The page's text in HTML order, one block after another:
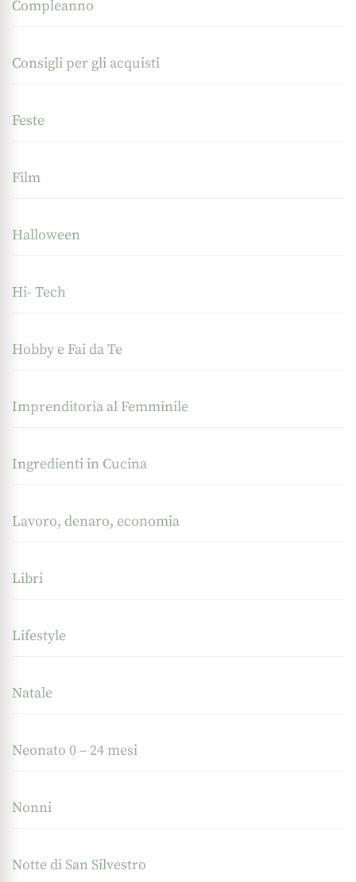
Compleanno
Consigli per gli acquisti
Feste
Film
Halloween
Hi- Tech
Hobby e Fai da Te
Imprenditoria al Femminile
Ingredienti in Cucina
Lavoro, denaro, economia
Libri
Lifestyle
Natale
Neonato 0 – 24 mesi
Nonni
Notte di San Silvestro